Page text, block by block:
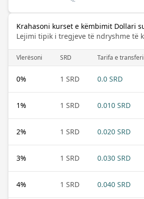
Krahasoni kurset e këmbimit Dollari
Lejimi tipik i tregjeve të ndryshme të
Vlerësoni SRD Tarifa e
0% 1 SRD 0.0 SRD
1% 1 SRD 0.010 SRD
2% 1 SRD 0.020 SRD
3% 1 SRD 0.030 SRD
4% 1 SRD 0.040 SRD